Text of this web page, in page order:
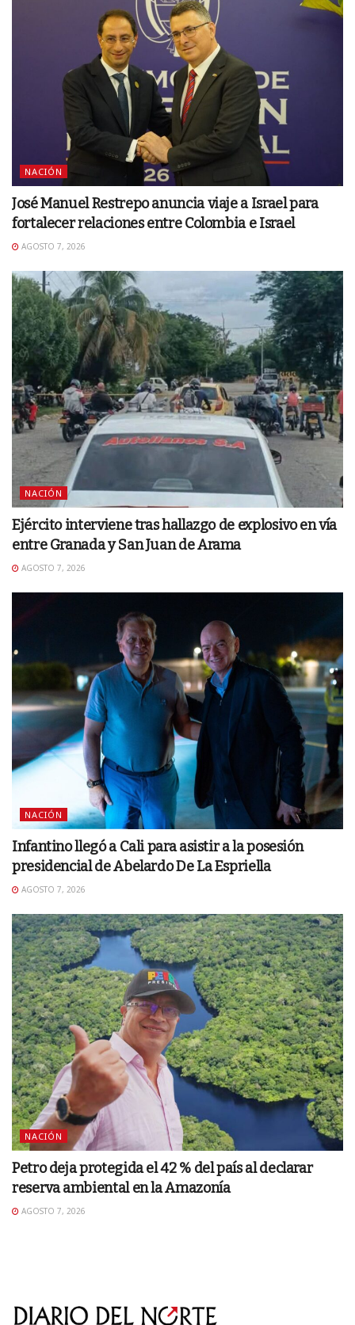
NACIÓN
José Manuel Restrepo anuncia viaje a Israel para
fortalecer relaciones entre Colombia e Israel
AGOSTO 7, 2026
NACIÓN
Ejército interviene tras hallazgo de explosivo en vía
entre Granada y San Juan de Arama
AGOSTO 7, 2026
NACIÓN
Infantino llegó a Cali para asistir a la posesión
presidencial de Abelardo De La Espriella
AGOSTO 7, 2026
NACIÓN
Petro deja protegida el 42 % del país al declarar
reserva ambiental en la Amazonía
AGOSTO 7, 2026